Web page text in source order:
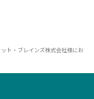
ト・ブレインズ株式会社様にお